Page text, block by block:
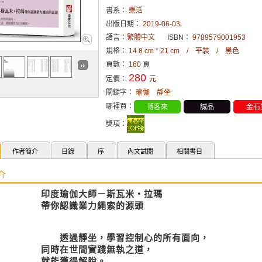
書系： 樂活
出版日期： 2019-06-03
語言： 繁體中文 ISBN： 9789579001953
規格： 14.8 cm * 21 cm / 平裝 / 黑色
頁數： 160 頁
定價： 280 元
關鍵字： 瑜伽
靜坐
哪裡買：
博客來 誠品 金石
獎項：
作者簡介 目錄 序 內文試閱 相關書目
印度瑜伽大師－斯瓦米‧拉瑪
帶你認識業力繩索的源頭
透過靜坐，學習控制心的所有面向，
同時在世間實踐無執之道，